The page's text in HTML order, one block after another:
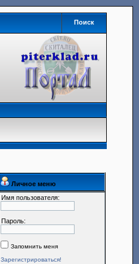
Поиск
Личное меню
Имя пользователя:
Пароль:
Запомнить меня
Зарегистрироваться!